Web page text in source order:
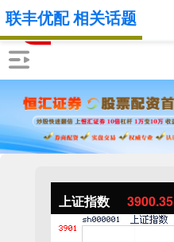
上证指数 3900.35
联丰优配 相关话题